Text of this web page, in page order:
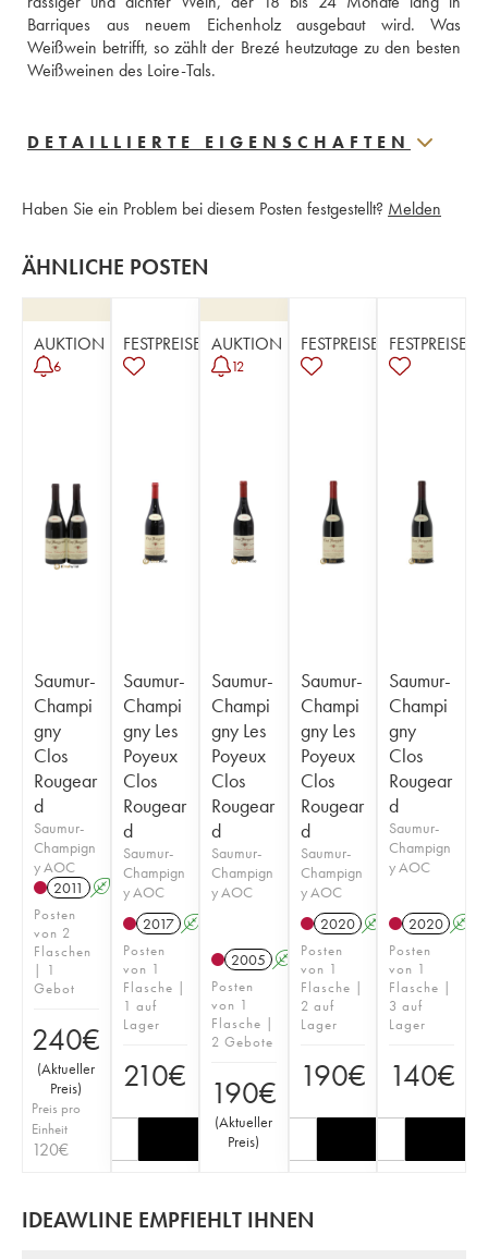
Barriques aus neuem Eichenholz ausgebaut wird. Was
Weißwein betrifft, so zählt der Brezé heutzutage zu den besten
Weißweinen des Loire-Tals.
DETAILLIERTE EIGENSCHAFTEN
Haben Sie ein Problem bei diesem Posten festgestellt? Melden
ÄHNLICHE POSTEN
AUKTION
6
Saumur-
Champi
gny
Clos
Rougear
d
Saumur-
Champign
y AOC
2011
A
Posten
von 2
Flaschen
| 1
Gebot
240€
(Aktueller
Preis)
Preis pro
Einheit
120€
FESTPREISE
Saumur-
Champi
gny Les
Poyeux
Clos
Rougear
d
Saumur-
Champign
y AOC
2017 A
Posten
von 1
Flasche |
1 auf
Lager
210€
AUKTION
12
Saumur-
Champi
gny Les
Poyeux
Clos
Rougear
d
Saumur-
Champign
y AOC
2005 A
Posten
von 1
Flasche |
2 Gebote
190€
(Aktueller
Preis)
FESTPREISE
Saumur-
Champi
gny Les
Poyeux
Clos
Rougear
d
Saumur-
Champign
y AOC
2020 A
Posten
von 1
Flasche |
2 auf
Lager
190€
FESTPREISE
Saumur-
Champi
gny
Clos
Rougear
d
Saumur-
Champign
y AOC
2020 A
Posten
von 1
Flasche |
3 auf
Lager
140€
IDEAWLINE EMPFIEHLT IHNEN